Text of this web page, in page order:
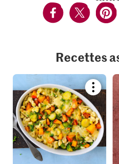
Recettes
recipe
or
add
it
to
your